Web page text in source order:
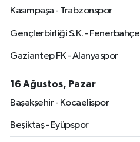
Kasımpaşa - Trabzonspor
Gençlerbirliği S.K. - Fenerbahçe
Gaziantep FK - Alanyaspor
16 Ağustos, Pazar
Başakşehir - Kocaelispor
Beşiktaş - Eyüpspor